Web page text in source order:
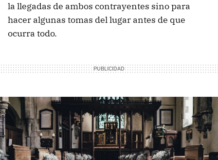
la llegadas de ambos contrayentes sino para
hacer algunas tomas del lugar antes de que
ocurra todo.